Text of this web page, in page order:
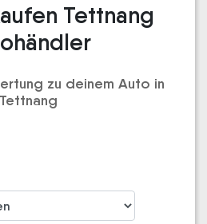
Tettnang
zu deinem Auto in
Tettnang